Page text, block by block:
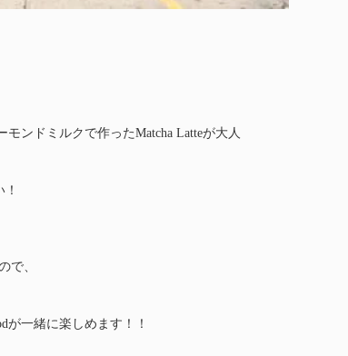
ンドミルクで作ったMatcha Latteが大人
で、
が一緒に楽しめます！！